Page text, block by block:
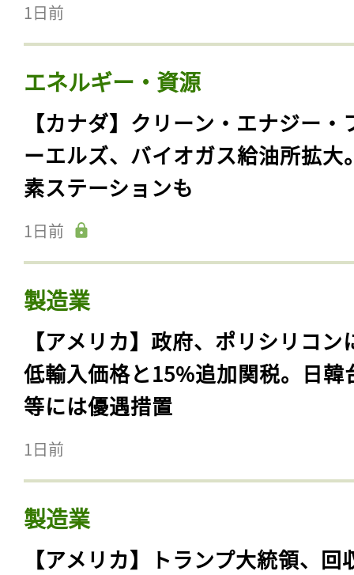
1日前
エネルギー・資源
【カナダ】クリーン・エナジー・
ーエルズ、バイオガス給油所拡大
素ステーションも
1日前
製造業
【アメリカ】政府、ポリシリコン
低輸入価格と15%追加関税。日韓
等には優遇措置
1日前
製造業
【アメリカ】トランプ大統領、回